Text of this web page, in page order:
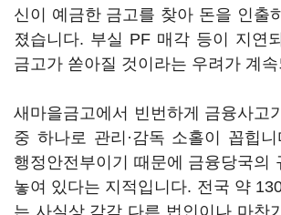
신이 예금한 금고를 찾아 돈을 인출
졌습니다. 부실 PF 매각 등이 지연
금고가 쏟아질 것이라는 우려가 계
새마을금고에서 빈번하게 금융사고
중 하나로 관리·감독 소홀이 꼽힙
행정안전부이기 때문에 금융당국의
놓여 있다는 지적입니다. 전국 약
는 사실상 각각 다른 법인이나 마찬